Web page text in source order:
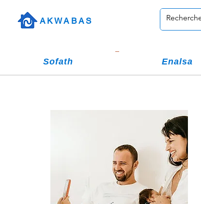
AKWABAS
Sofath Enalsa